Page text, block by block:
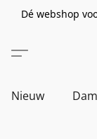
Dé webshop
Nieuw